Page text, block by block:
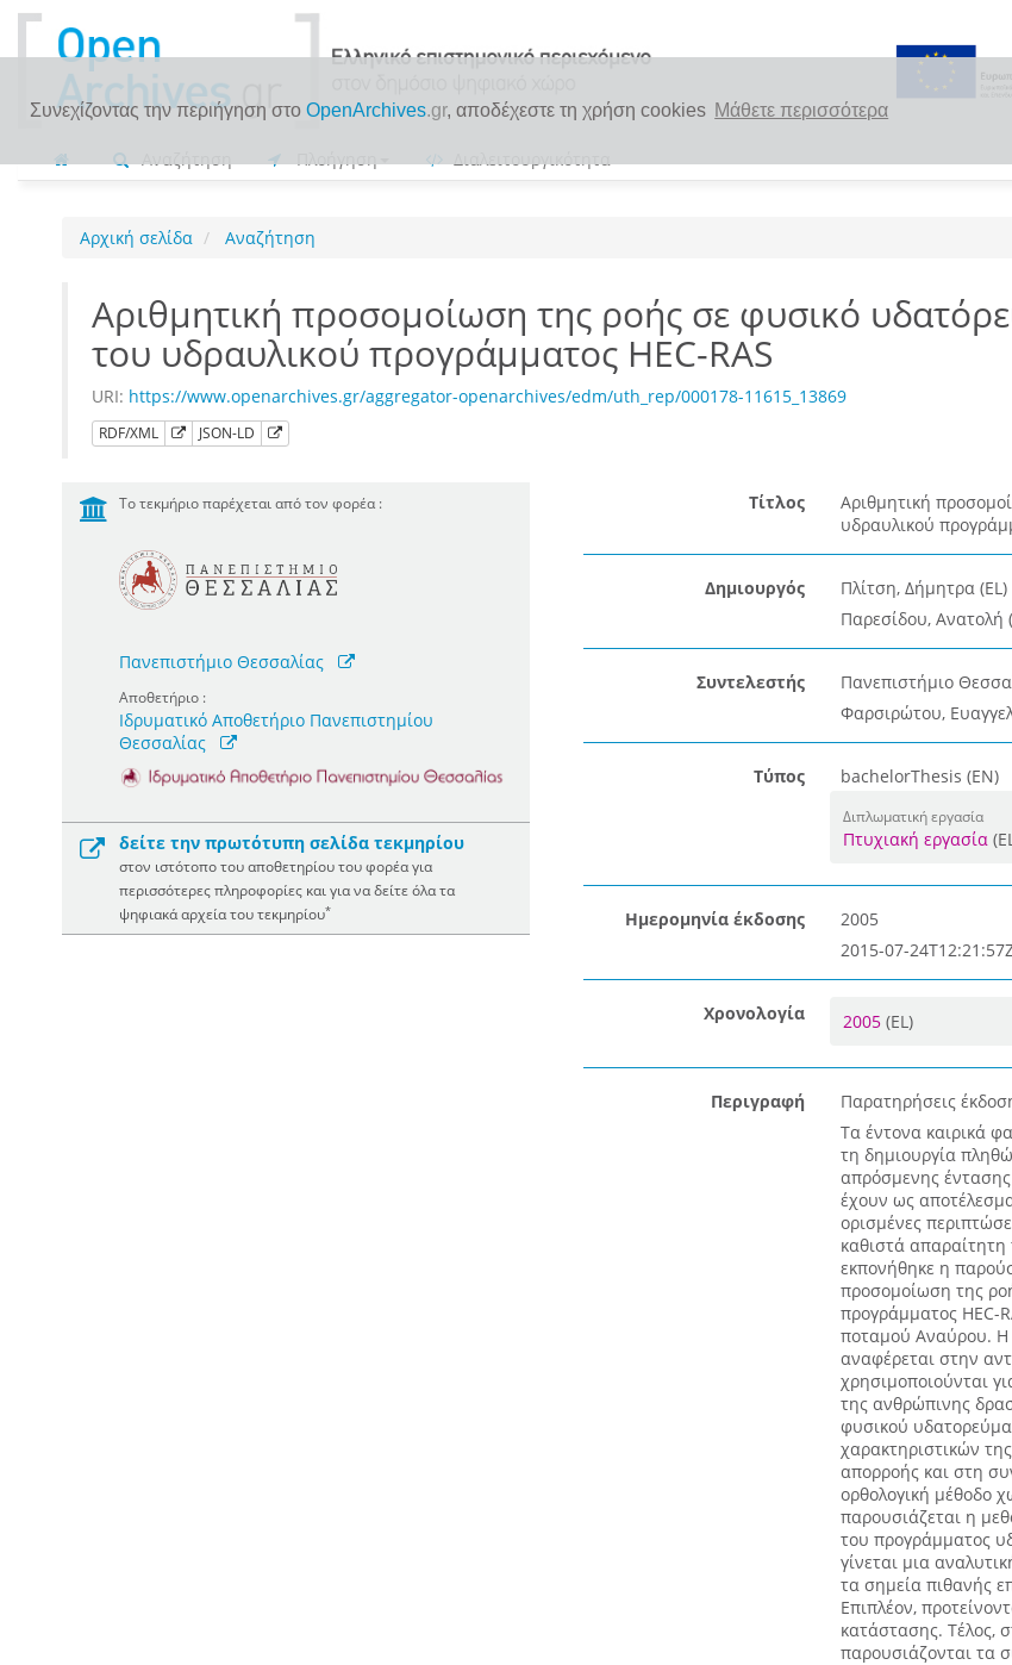
Συνεχίζοντας την περιήγηση στο OpenArchives.gr, αποδέχεστε τη χρήση cookies Μάθετε περισσότερα
Αναζήτηση Πλοήγηση Διαλειτουργικότητα
Αρχική σελίδα Αναζήτηση
Αριθμητική προσομοίωση της ροής σε φυσικό
του υδραυλικού προγράμματος HEC-RAS
URI: https://www.openarchives.gr/aggregator-openarchives/edm/uth_rep/000178-11615_13869
RDF/XML JSON-LD
Το τεκμήριο παρέχεται από τον φορέα :
Πανεπιστήμιο Θεσσαλίας
Αποθετήριο :
Ιδρυματικό Αποθετήριο Πανεπιστημίου
Θεσσαλίας
δείτε την πρωτότυπη σελίδα τεκμηρίου
στον ιστότοπο του αποθετηρίου του φορέα για
περισσότερες πληροφορίες και για να δείτε όλα τα
ψηφιακά αρχεία του τεκμηρίου*
Τίτλος
Αριθμητική
υδραυλικού
Δημιουργός
Πλίτση, Δήμητρα (EL)
Παρεσίδου, Ανατολή
Συντελεστής
Πανεπιστήμιο
Φαρσιρώτου,
Τύπος bachelorThesis (EN)
Διπλωματική εργασία
Πτυχιακή εργασία
Ημερομηνία έκδοσης
2005
2015-07-
Χρονολογία 2005 (EL)
Περιγραφή
Παρατηρήσεις
Τα έντονα καιρικά
τη δημιουργία
απρόσμενης
έχουν ως
ορισμένες
καθιστά
εκπονήθηκε η
προσομοίωση της
προγράμματος HEC-
ποταμού Αναύρου. Η
αναφέρεται στην
χρησιμοποιούνται
της ανθρώπινης
φυσικού
χαρακτηριστικών
απορροής και στη
ορθολογική μέθοδο
παρουσιάζεται η
του προγράμματος
γίνεται μια
τα σημεία πιθανής
Επιπλέον,
κατάστασης. Τέλος,
παρουσιάζονται τα